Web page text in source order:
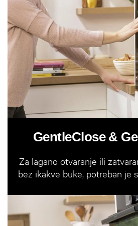
GentleClose &
Za lagano otvaranje ili
bez ikakve buke, potreban je